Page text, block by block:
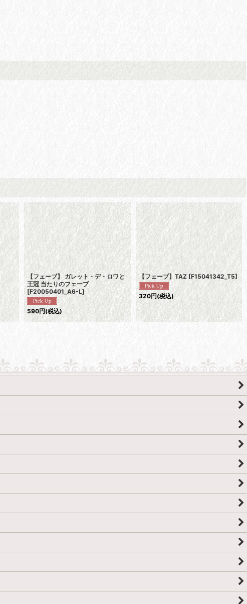
【フェーブ】 ガレット・デ・ロワと
王冠 当たりのフェーブ
[F20050401_A6-L]
590円(税込)
【フェーブ】TAZ [F15041342_T5]
320円(税込)